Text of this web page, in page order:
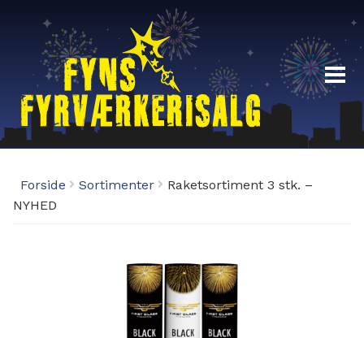
Demoaften 29/12-19:00
Forside Sortimenter
Raketsortiment 3 stk. –
NYHED